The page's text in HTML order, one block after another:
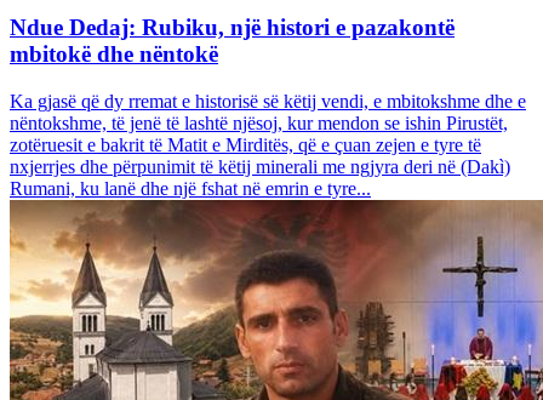
Ndue Dedaj: Rubiku, një histori e pazakontë
mbitokë dhe nëntokë
Ka gjasë që dy rremat e historisë së këtij vendi, e mbitokshme dhe e
nëntokshme, të jenë të lashtë njësoj, kur mendon se ishin Pirustët,
zotëruesit e bakrit të Matit e Mirditës, që e çuan zejen e tyre të
nxjerrjes dhe përpunimit të këtij minerali me ngjyra deri në (Dakì)
Rumani, ku lanë dhe një fshat në emrin e tyre...